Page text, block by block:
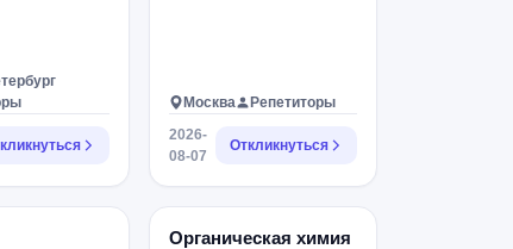
Москва
Репетиторы
2026-
08-07
Откликнуться
Органическая химия